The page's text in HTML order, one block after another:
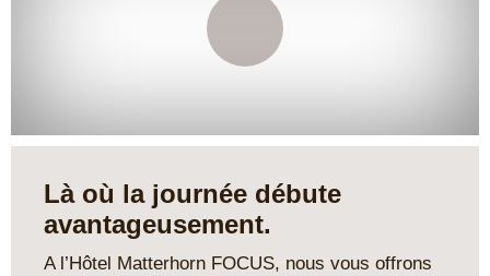
Là où la journée débute
avantageusement.
A l’Hôtel Matterhorn FOCUS, nous vous offrons